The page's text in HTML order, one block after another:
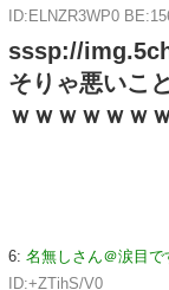
ID:ELNZR3WP0
sssp://
そりゃ悪いこ
ｗｗｗｗｗｗ
6: 名無しさん＠涙目で
ID:+ZTihS/V0